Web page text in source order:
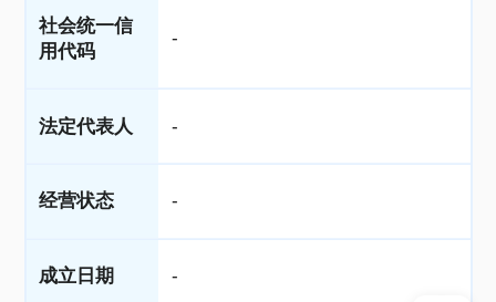
社会统一信
用代码
-
法定代表人 -
经营状态 -
成立日期 -